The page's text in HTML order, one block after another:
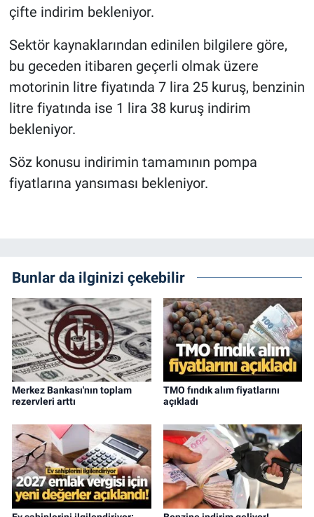
çifte indirim bekleniyor.
Sektör kaynaklarından edinilen bilgilere göre,
bu geceden itibaren geçerli olmak üzere
motorinin litre fiyatında 7 lira 25 kuruş, benzinin
litre fiyatında ise 1 lira 38 kuruş indirim
bekleniyor.
Söz konusu indirimin tamamının pompa
fiyatlarına yansıması bekleniyor.
Bunlar da ilginizi çekebilir
Merkez Bankası'nın toplam
rezervleri arttı
TMO fındık alım fiyatlarını
açıkladı